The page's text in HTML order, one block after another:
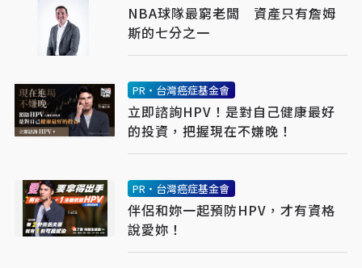
NBA球隊最窮老闆 資產只有詹姆
斯的七分之一
PR・台灣癌症基金會
立即諮詢HPV！是對自己健康最好
的投資，把握現在不嫌晚！
PR・台灣癌症基金會
伴侶和妳一起預防HPV，才有資格
說愛妳！